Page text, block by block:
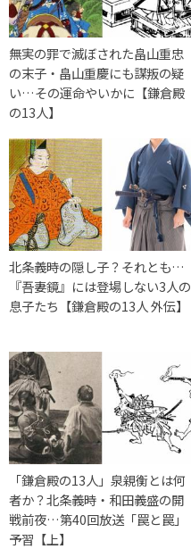
無実の罪で滅ぼされた畠山重忠
の末子・畠山重慶にも謀叛の疑
い…その運命やいかに【鎌倉殿
の13人】
北条義時の隠し子？それとも…
『吾妻鏡』には登場しない3人の
息子たち【鎌倉殿の13人 外伝】
「鎌倉殿の13人」泉親衡とは何
者か？北条義時・和田義盛の開
戦前夜…第40回放送「罠と罠」
予習【上】